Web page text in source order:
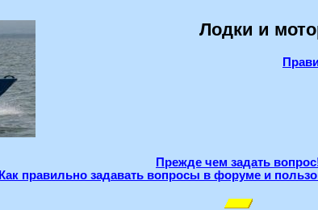
Лодки и
Прежде чем задать
Как правильно задавать вопросы в форуме и